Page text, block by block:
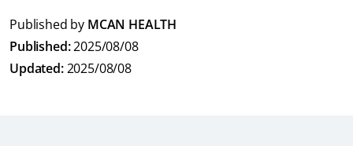
Published by MCAN HEALTH
Published:2025/08/08
Updated:2025/08/08